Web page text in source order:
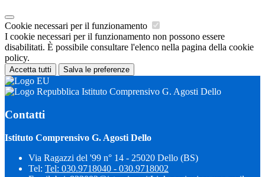
Cookie necessari per il funzionamento
I cookie necessari per il funzionamento non possono essere
disabilitati. È possibile consultare l'elenco nella pagina della cookie
policy.
Accetta tutti Salva le preferenze
Istituto Comprensivo G. Agosti Dello
Contatti
Istituto Comprensivo G. Agosti Dello
Via Ragazzi del '99 n° 14 - 25020 Dello (BS)
Tel: Tel: 030.9718040 - 030.9718002